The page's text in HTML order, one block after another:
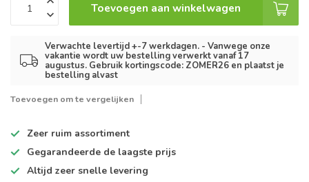
Toevoegen aan winkelwagen
Verwachte levertijd +-7 werkdagen. - Vanwege onze
vakantie wordt uw bestelling verwerkt vanaf 17
augustus. Gebruik kortingscode: ZOMER26 en plaatst je
bestelling alvast
Toevoegen om te vergelijken
Zeer ruim assortiment
Gegarandeerde de laagste prijs
Altijd zeer snelle levering